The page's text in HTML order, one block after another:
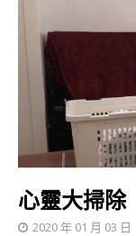
心靈大掃除
2020 年 01 月 03 日